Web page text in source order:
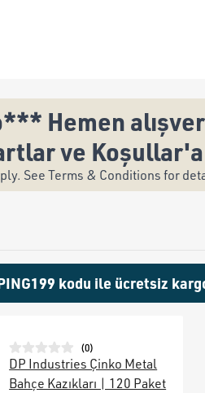
Hemen
ve Koşullar'a
See Terms & Conditions for
kodu ile ücretsiz
(0)
DP Industries Çinko Metal
Bahçe Kazıkları | 120 Paket